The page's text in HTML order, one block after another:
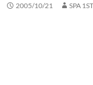
2005/10/21 SPA 1ST